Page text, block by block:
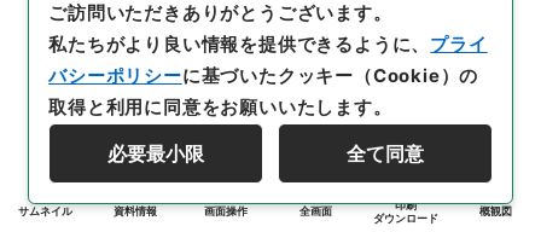
サムネイル 資料情報 画面操作 全画面
印刷
ダウンロード
概観図
ご訪問いただきありがとうございます。
私たちがより良い情報を提供できるように、 プライ
バシーポリシーに基づいたクッキー（Cookie）の
取得と利用に同意をお願いいたします。
必要最小限 全て同意